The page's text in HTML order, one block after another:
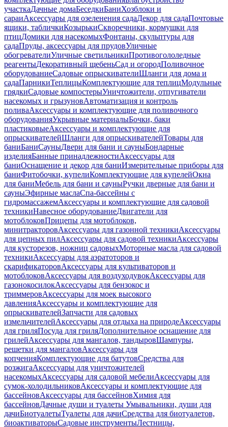
участкаДачные домаБеседкиБаниХозблоки и
сараиАксессуары для озеленения садаДекор для садаПочтовые
ящики, табличкиКозырькиСкворечники, кормушки для
птицДомики для насекомыхФонтаны, скульптуры для
садаПруды, аксессуары для прудовУличные
обогревателиУличные светильникиПротивогололедные
реагентыДекоративный щебеньСад и огородПоливочное
оборудованиеСадовые опрыскивателиШланги для дома и
садаПарникиТеплицыКомплектующие для теплицМодульные
грядкиСадовые компостерыУничтожители, отпугиватели
насекомых и грызуновАвтоматизация и контроль
поливаАксессуары и комплектующие для поливочного
оборудованияУкрывные материалыБочки, баки
пластиковыеАксессуары и комплектующие для
опрыскивателейШланги для опрыскивателейТовары для
баниБаниСауныДвери для бани и сауныБондарные
изделияБанные принадлежностиАксессуары для
баниОснащение и декор для баниИзмерительные приборы для
баниФитобочки, купелиКомплектующие для купелейОкна
для баниМебель для бани и сауныРучки дверные для бани и
сауныЭфирные маслаСпа-бассейны с
гидромассажемАксессуары и комплектующие для садовой
техникиНавесное оборудованиеДвигатели для
мотоблоковПрицепы для мотоблоков,
минитракторовАксессуары для газонной техникиАксессуары
для цепных пилАксессуары для садовой техникиАксессуары
для кусторезов, ножниц садовыхМоторные масла для садовой
техникиАксессуары для аэратоторов и
скарификаторовАксессуары для культиваторов и
мотоблоковАксессуары для воздуходувокАксессуары для
газонокосилокАксессуары для бензокос и
триммеровАксессуары для моек высокого
давленияАксессуары и комплектующие для
опрыскивателейЗапчасти для садовых
измельчителейАксессуары для отдыха на природеАксессуары
для гриляПосуда для гриляДополнительное оснащение для
грилейАксессуары для мангалов, тандыровШампуры,
решетки для мангаловАксессуары для
копченияКомплектующие для батутовСредства для
розжигаАксессуары для уничтожителей
насекомыхАксессуары для садовой мебелиАксессуары для
сумок-холодильниковАксессуары и комплектующие для
бассейновАксессуары для бассейновХимия для
бассейновДачные души и туалеты Умывальники, души для
дачиБиотуалетыТуалеты для дачиСредства для биотуалетов,
биоактиваторыСадовые инструментыЛестницы,